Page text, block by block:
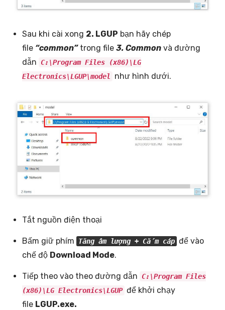
Sau khi cài xong 2. LGUP bạn hãy chép
file “common”trong file 3. Common và đường
dẫn
C:\Program Files (x86)\LG
Electronics\LGUP\model
như hình dưới.
Tắt nguồn điện thoại
Bấm giữ phím Tăng âm lượng + Cắm cáp để vào
chế độ Download Mode.
Tiếp theo vào theo đường dẫn
C:\Program Files
(x86)\LG Electronics\LGUP để khởi chạy
file LGUP.exe.